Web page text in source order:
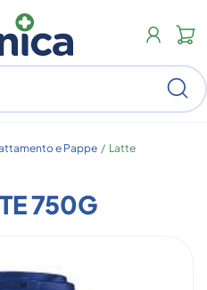
e Pappe / Latte
750G